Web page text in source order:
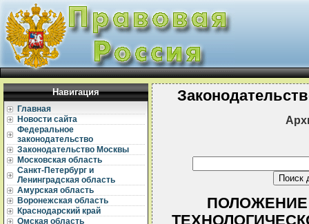
Навигация
Главная
Новости сайта
Федеральное
законодательство
Законодательство Москвы
Московская область
Санкт-Петербург и
Ленинградская область
Амурская область
Воронежская область
Краснодарский край
Омская область